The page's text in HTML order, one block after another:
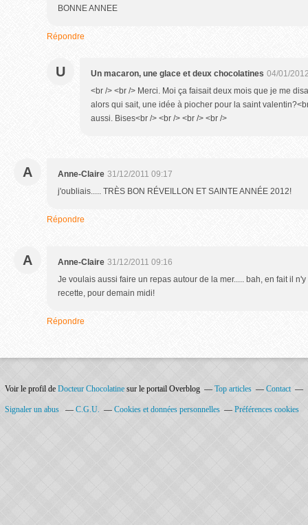
BONNE ANNEE
Répondre
U Un macaron, une glace et deux chocolatines 04/01/
<br /> <br /> Merci. Moi ça faisait deux mois que je me
alors qui sait, une idée à piocher pour la saint
aussi. Bises<br /> <br /> <br /> <br />
A Anne-Claire 31/12/2011 09:17
j'oubliais..... TRÈS BON RÉVEILLON ET SAINTE ANNÉE 2012!
Répondre
A Anne-Claire 31/12/2011 09:16
Je voulais aussi faire un repas autour de la mer..... bah, en fait il
recette, pour demain midi!
Répondre
Voir le profil de Docteur Chocolatine sur le portail Overblog Top articles Contact
Signaler un abus C.G.U. Cookies et données personnelles Préférences cookies